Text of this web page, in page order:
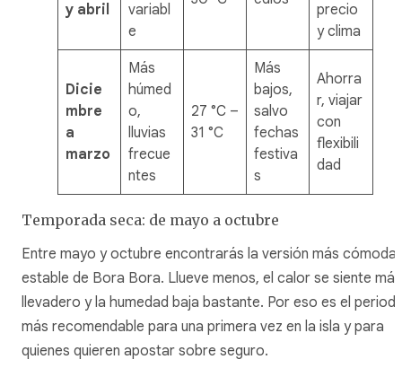
y abril
variabl
e
precio
y clima
Dicie
mbre
a
marzo
Más
húmed
o,
lluvias
frecue
ntes
27 °C –
31 °C
Más
bajos,
salvo
fechas
festiva
s
Ahorra
r, viajar
con
flexibili
dad
Temporada seca: de mayo a octubre
Entre mayo y octubre encontrarás la versión más cómoda
estable de Bora Bora. Llueve menos, el calor se siente más
llevadero y la humedad baja bastante. Por eso es el
más recomendable para una primera vez en la isla y para
quienes quieren apostar sobre seguro.